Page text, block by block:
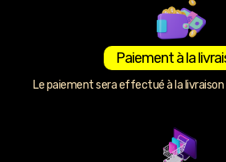
Paiement à la
Le paiement sera effectué à la